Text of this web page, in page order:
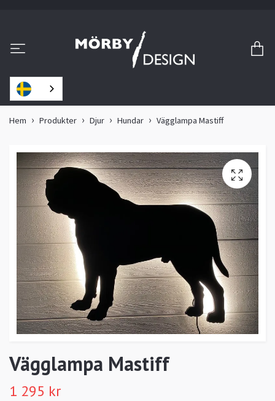
Hem Produkter Djur Hundar Vägglampa Mastiff
Vägglampa Mastiff
1 295 kr